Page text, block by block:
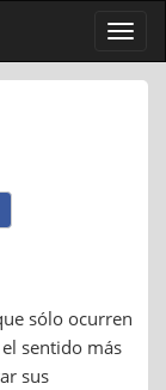
Ver
menú
sólo ocurren
sentido más
sus